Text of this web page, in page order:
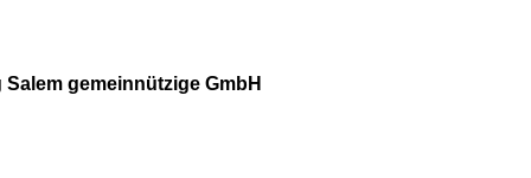
gemeinnützige GmbH